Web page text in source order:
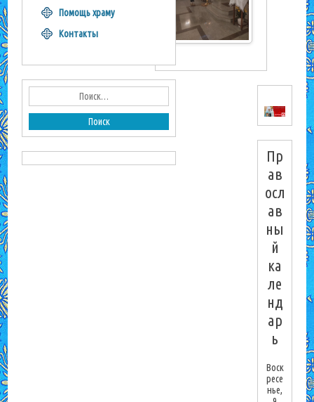
Пр
ав
осл
ав
ны
й
ка
ле
нд
ар
ь
Воск
ресе
нье,
Помощь храму
Контакты